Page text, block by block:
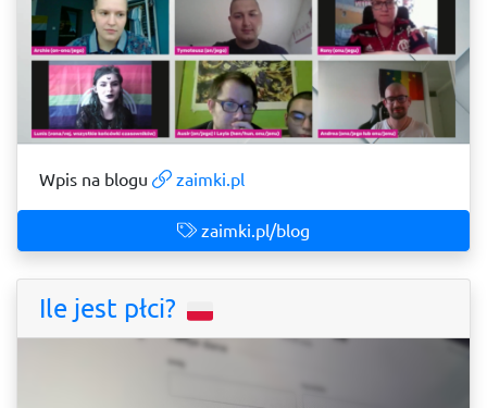
Wpis na blogu zaimki.pl
zaimki.pl/blog
Ile jest płci?